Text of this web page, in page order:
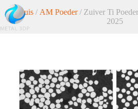
Thuis / AM Poeder/ Zuiver Ti
2025